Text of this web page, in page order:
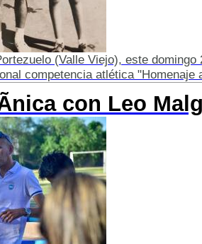
(Valle Viejo), este
competencia atlética "Homenaje
con Leo